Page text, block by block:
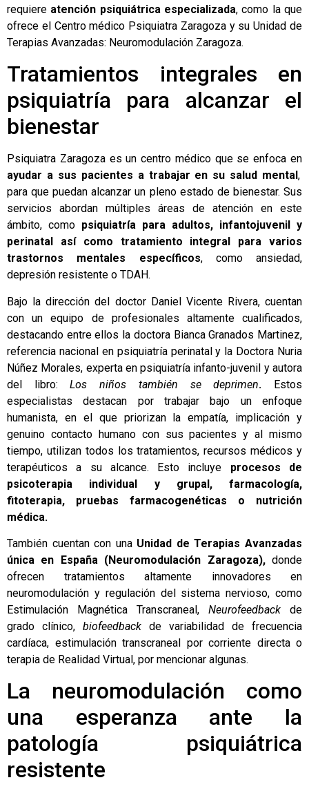
requiere atención psiquiátrica especializada, como la que
ofrece el Centro médico Psiquiatra Zaragozay su Unidad de
Terapias Avanzadas: Neuromodulación Zaragoza.
Tratamientos integrales en
psiquiatría para alcanzar el
bienestar
Psiquiatra Zaragoza es un centro médico que se enfoca en
ayudar a sus pacientes a trabajar en su salud mental,
para que puedan alcanzar un pleno estado de bienestar. Sus
servicios abordan múltiples áreas de atención en este
ámbito, como psiquiatría para adultos, infantojuvenil y
perinatal así como tratamiento integral para varios
trastornos mentales específicos, como ansiedad,
depresión resistente o TDAH.
Bajo la dirección del doctor Daniel Vicente Rivera, cuentan
con un equipo de profesionales altamente cualificados,
destacando entre ellos la doctora Bianca Granados Martinez,
referencia nacional en psiquiatría perinatal y la Doctora Nuria
Núñez Morales, experta en psiquiatría infanto-juvenil y autora
del libro:Los niños también se deprimen. Estos
especialistas destacan por trabajar bajo un enfoque
humanista, en el que priorizan la empatía, implicación y
genuino contacto humano con sus pacientes y al mismo
tiempo, utilizan todos los tratamientos, recursos médicos y
terapéuticos a su alcance. Esto incluye procesos de
psicoterapia individual y grupal, farmacología,
fitoterapia, pruebas farmacogenéticas o nutrición
médica.
También cuentan con una Unidad de Terapias Avanzadas
única en España (Neuromodulación Zaragoza),donde
ofrecen tratamientos altamente innovadores en
neuromodulación y regulación del sistema nervioso, como
Estimulación Magnética Transcraneal, Neurofeedback de
grado clínico, biofeedback de variabilidad de frecuencia
cardíaca, estimulación transcraneal por corriente directa o
terapia de Realidad Virtual, por mencionar algunas.
La neuromodulación como
una esperanza ante la
patología psiquiátrica
resistente